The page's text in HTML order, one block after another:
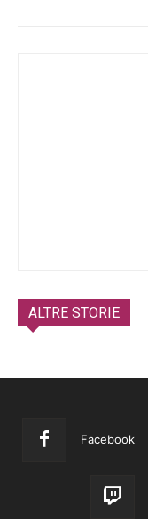
ALTRE STORIE
Facebook